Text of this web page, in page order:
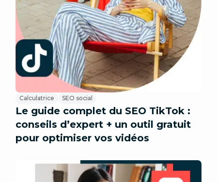
Calculatrice SEO social
Le guide complet du SEO TikTok :
conseils d’expert + un outil gratuit
pour optimiser vos vidéos